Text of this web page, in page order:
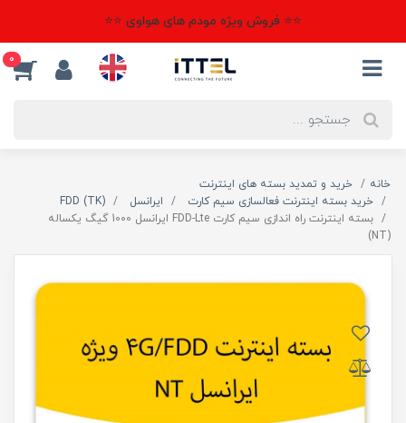
⭐⭐ فروش ویژه مودم های هواوی ⭐⭐
0
خانه
خرید و تمدید بسته های اینترنت
خرید بسته اینترنت فعالسازی سیم کارت
ایرانسل
(TK) FDD
بسته اینترنت راه اندازی سیم کارت FDD-Lte ایرانسل 1000 گیگ یکساله
(NT)